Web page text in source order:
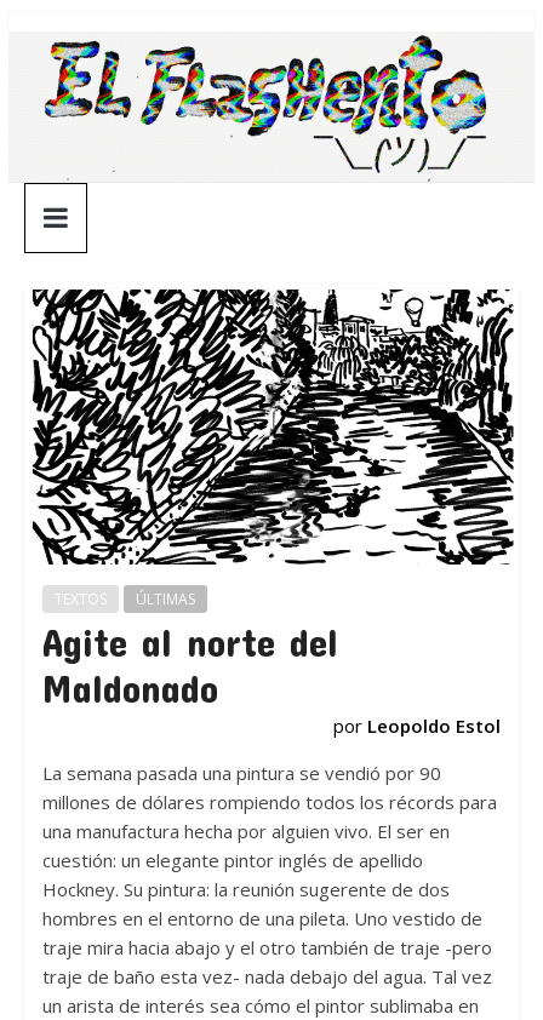
contenido
¯\_(ツ)_/
¯
TEXTOS ÚLTIMAS
Agite al norte del
Maldonado
por Leopoldo Estol
La semana pasada una pintura se vendió por 90
millones de dólares rompiendo todos los récords para
una manufactura hecha por alguien vivo. El ser en
cuestión: un elegante pintor inglés de apellido
Hockney. Su pintura: la reunión sugerente de dos
hombres en el entorno de una pileta. Uno vestido de
traje mira hacia abajo y el otro también de traje -pero
traje de baño esta vez- nada debajo del agua. Tal vez
un arista de interés sea cómo el pintor sublimaba en